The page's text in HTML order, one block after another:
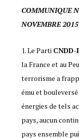
COMMUNIQUE
NOVEMBRE 2015
Le Parti CNDD-
la France et au
terrorisme a
ému et
énergies de tels
pays, aucun
pays ensemble